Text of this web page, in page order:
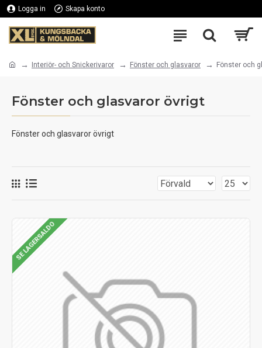
Logga in Skapa konto
Interiör- och Snickerivaror Fönster och glasvaror Fönster och
Fönster och glasvaror övrigt
Fönster och glasvaror övrigt
SE LAGERSALDO